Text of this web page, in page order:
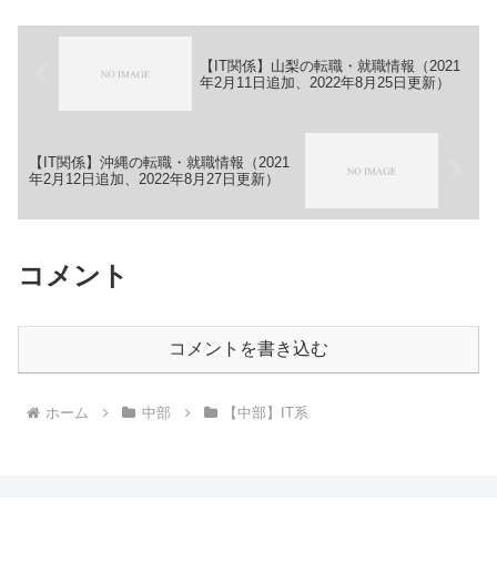
【IT関係】山梨の転職・就職情報（2021
年2月11日追加、2022年8月25日更新）
【IT関係】沖縄の転職・就職情報（2021
年2月12日追加、2022年8月27日更新）
コメント
コメントを書き込む
ホーム 中部 【中部】IT系